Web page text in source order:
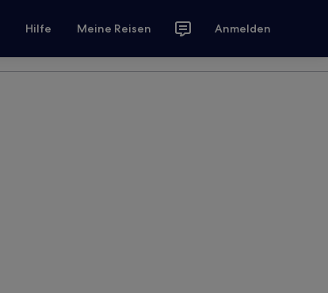
Hilfe Meine Reisen Anmelden